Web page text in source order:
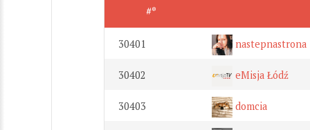
#*
30401 nastepnastrona
30402 eMisja Łódź
30403 domcia